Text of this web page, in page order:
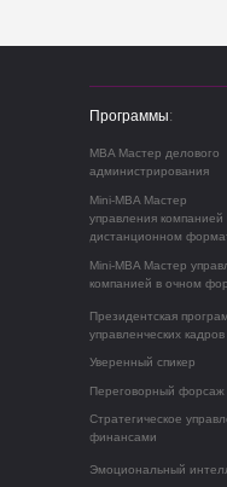
MBA Мастер делового
администрирования
Mini-MBA Мастер
управления компанией
дистанционном
Mini-MBA Мастер
компанией в очном
Президентская
управленческих кадров
Уверенный спикер
Переговорный форсаж
Стратегическое
финансами
Эмоциональный
Программы: